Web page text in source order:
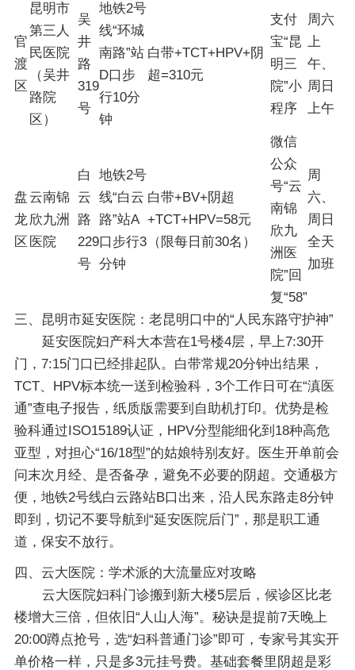
官
渡
区
昆明市
第三人
民医院
（吴井
路院
区）
吴
井
路
319
号
地铁2号
线“环城
南路”站
D口步
行10分
钟
白带+TCT+HPV+阴
超=310元
支付
宝“昆
明三
院”小
程序
周六
上
午、
周日
上午
盘
龙
区
云南锦
欣九洲
医院
白
云
路
229
号
地铁2号
线“白云
路”站A
口步行3
分钟
白带+BV+阴超
+TCT+HPV=58元
（限每日前30名）
微信
公众
号“云
南锦
欣九
洲医
院”回
复“58”
周
六、
周日
全天
加班
三、昆明市延安医院：老昆明口中的“人民东路守护神”
延安医院妇产科大本营在1号楼4层，早上7:30开
门，7:15门口已经排起队。白带常规20分钟出结果，
TCT、HPV标本统一送到检验科，3个工作日可在“滇医
通”查电子报告，纸质版需要到自助机打印。优势是检
验科通过ISO15189认证，HPV分型能细化到18种高危
亚型，对担心“16/18型”的姑娘特别友好。医生开单前会
问末次月经、是否备孕，避免不必要的阴超。交通极方
便，地铁2号线白云路站B口出来，沿人民东路走8分钟
即到，切记不要导航到“延安医院后门”，那是职工通
道，保安不放行。
四、云大医院：学术派的大流量应对攻略
云大医院妇科门诊搬到新大楼5层后，候诊区比老
楼增大三倍，但依旧“人山人海”。秘诀是提前7天晚上
20:00蹲点抢号，选“妇科普通门诊”即可，专家号其实开
单价格一样，只是多3元挂号费。基础套餐里阴超是彩